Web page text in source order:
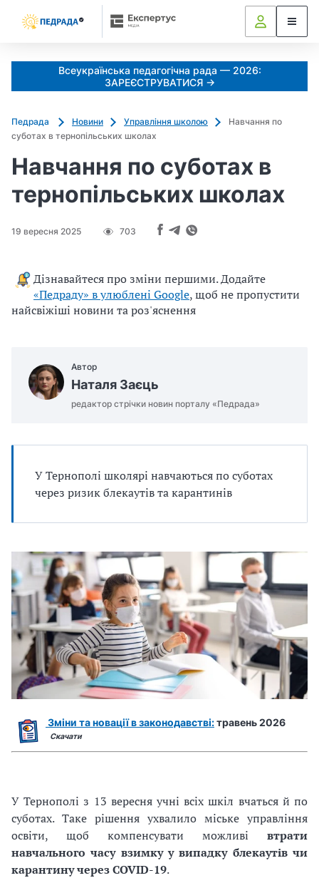
Всеукраїнська педагогічна рада — 2026:
ЗАРЕЄСТРУВАТИСЯ →
Педрада Новини Управління школою
Навчання по
суботах в тернопільських школах
Навчання по суботах в
тернопільських школах
19 вересня 2025 703
Дізнавайтеся про зміни першими. Додайте
«Педраду» в улюблені Google, щоб не пропустити
найсвіжіші новини та роз'яснення
Автор
Наталя Заєць
редактор стрічки новин порталу «Педрада»
У Тернополі школярі навчаються по суботах
через ризик блекаутів та карантинів
Зміни та новації в законодавстві:травень 2026
Скачати
У Тернополі з 13 вересня учні всіх шкіл вчаться й по
суботах. Таке рішення ухвалило міське управління
освіти, щоб компенсувати можливі втрати
навчального часу взимку у випадку блекаутів чи
карантину через COVID-19.